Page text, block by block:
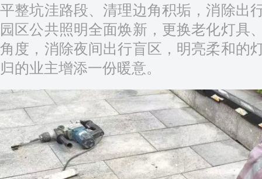
平整坑洼路段、清理边角积垢，消除出
园区公共照明全面焕新，更换老化灯具
角度，消除夜间出行盲区，明亮柔和的
归的业主增添一份暖意。